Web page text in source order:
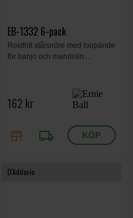
EB-1332 6-pack
Rostfritt stålsnöre med loopände
för banjo och mandolin....
162 kr
store local_shipping
D'Addario